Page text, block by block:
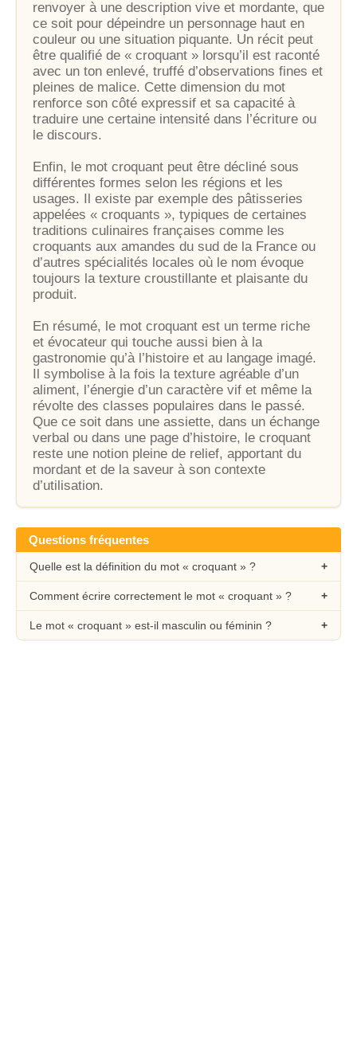
renvoyer à une description vive et mordante, que
ce soit pour dépeindre un personnage haut en
couleur ou une situation piquante. Un récit peut
être qualifié de « croquant » lorsqu’il est raconté
avec un ton enlevé, truffé d’observations fines et
pleines de malice. Cette dimension du mot
renforce son côté expressif et sa capacité à
traduire une certaine intensité dans l’écriture ou
le discours.
Enfin, le mot croquant peut être décliné sous
différentes formes selon les régions et les
usages. Il existe par exemple des pâtisseries
appelées « croquants », typiques de certaines
traditions culinaires françaises comme les
croquants aux amandes du sud de la France ou
d’autres spécialités locales où le nom évoque
toujours la texture croustillante et plaisante du
produit.
En résumé, le mot croquant est un terme riche
et évocateur qui touche aussi bien à la
gastronomie qu’à l’histoire et au langage imagé.
Il symbolise à la fois la texture agréable d’un
aliment, l’énergie d’un caractère vif et même la
révolte des classes populaires dans le passé.
Que ce soit dans une assiette, dans un échange
verbal ou dans une page d’histoire, le croquant
reste une notion pleine de relief, apportant du
mordant et de la saveur à son contexte
d’utilisation.
Questions fréquentes
Quelle est la définition du mot « croquant » ?
Comment écrire correctement le mot « croquant » ?
Le mot « croquant » est-il masculin ou féminin ?